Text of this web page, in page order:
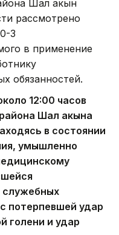
Шал акын
рассмотрено
3
в применение
обязанностей.
12:00 часов
Шал акына
в состоянии
умышленно
служебных
потерпевшей удар
голени и удар